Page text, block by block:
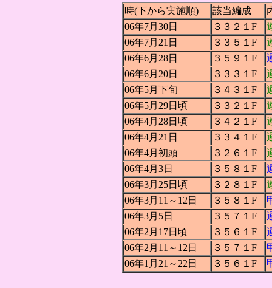
時(下から実施順) 該当編成
06年7月30日
３３２１F
06年7月21日
３３５１F
06年6月28日
３５９１F
06年6月20日
３３３１F
06年5月下旬
３４３１F
06年5月29日頃
３３２１F
06年4月28日頃
３４２１F
06年4月21日
３３４１F
06年4月初頭
３２６１F
06年4月3日
３５８１F
06年3月25日頃
３２８１F
06年3月11～12日
３５８１F
06年3月5日
３５７１F
06年2月17日頃
３５６１F
06年2月11～12日
３５７１F
06年1月21～22日
３５６１F